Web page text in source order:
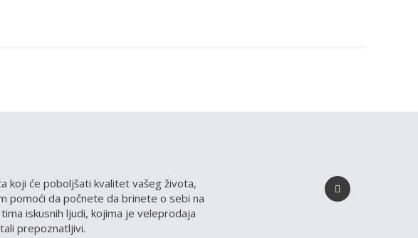
koji će poboljšati kvalitet vašeg života,
pomoći da počnete da brinete o sebi na
iskusnih ljudi, kojima je veleprodaja
prepoznatljivi.